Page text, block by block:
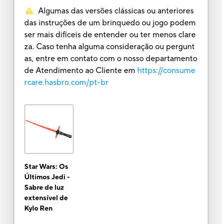
Algumas das versões clássicas ou anteriores
das instruções de um brinquedo ou jogo podem
ser mais difíceis de entender ou ter menos clare
za. Caso tenha alguma consideração ou pergunt
as, entre em contato com o nosso departamento
de Atendimento ao Cliente em https://consume
rcare.hasbro.com/pt-br
Star Wars: Os
Últimos Jedi -
Sabre de luz
extensível de
Kylo Ren